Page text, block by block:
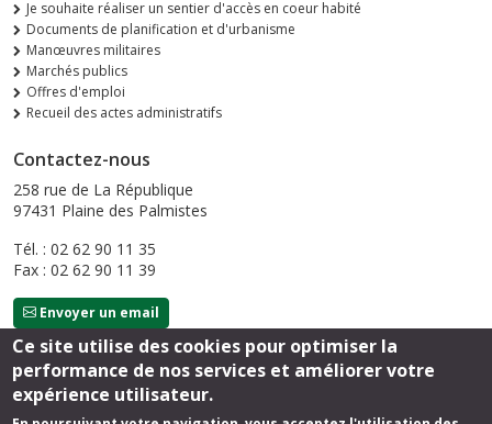
Je souhaite réaliser un sentier d'accès en coeur habité
Documents de planification et d'urbanisme
Manœuvres militaires
Marchés publics
Offres d'emploi
Recueil des actes administratifs
Contactez-nous
258 rue de La République
97431 Plaine des Palmistes
Tél. : 02 62 90 11 35
Fax : 02 62 90 11 39
Envoyer un email
Suivez-nous
Ce site utilise des cookies pour optimiser la
performance de nos services et améliorer votre
expérience utilisateur.